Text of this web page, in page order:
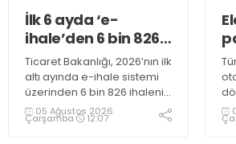
İlk 6 ayda ‘e-
ihale’den 6 bin 826
ihale sonuçlandı
Ticaret Bakanlığı, 2026’nın ilk
altı ayında e-ihale sistemi
üzerinden 6 bin 826 ihalenin
tamamlandığını, satışlardan
Hazine’ye 2,7 milyar liranın
05 Ağustos 2026
Çarşamba 12:07